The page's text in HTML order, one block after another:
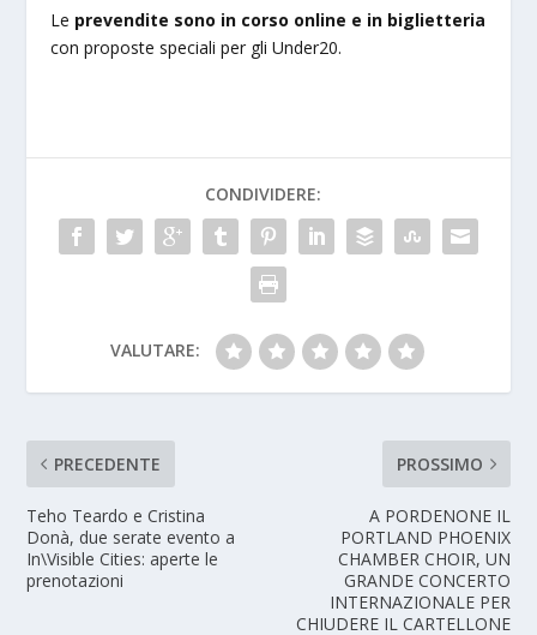
Le prevendite sono in corso online e in biglietteria
con proposte speciali per gli Under20.
CONDIVIDERE:
VALUTARE:
PRECEDENTE
Teho Teardo e Cristina
Donà, due serate evento a
In\Visible Cities: aperte le
prenotazioni
PROSSIMO
A PORDENONE IL
PORTLAND PHOENIX
CHAMBER CHOIR, UN
GRANDE CONCERTO
INTERNAZIONALE PER
CHIUDERE IL CARTELLONE